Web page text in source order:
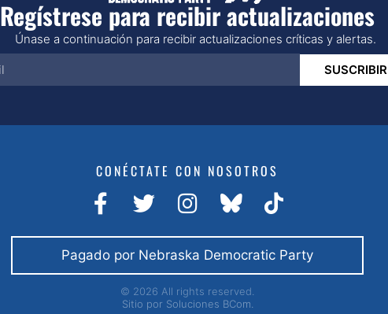
Regístrese para recibir actualizaciones
Únase a continuación para recibir actualizaciones críticas y alertas.
SUSCRIBIR
CONÉCTATE CON NOSOTROS
Pagado por Nebraska Democratic Party
© 2026 All rights reserved.
Sitio por Soluciones BCom.